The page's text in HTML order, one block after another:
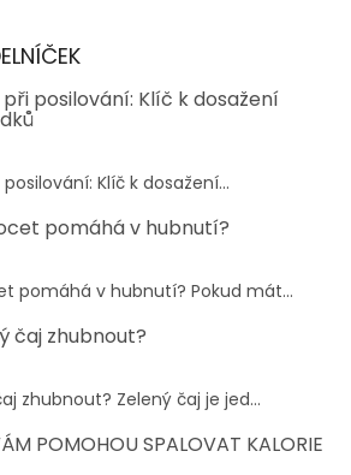
posilování: Klíč k dosažení
Klíč k dosažení...
pomáhá v hubnutí?
pomáhá v hubnutí? Pokud mát...
čaj zhubnout?
zhubnout? Zelený čaj je jed...
POMOHOU SPALOVAT KALORIE